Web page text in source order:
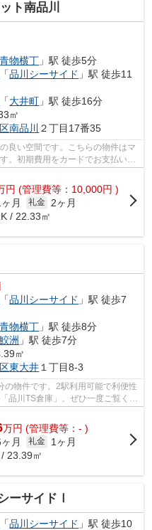
ト南品川
青物横丁 」駅 徒歩5分
「品川シーサイド 」駅 徒歩11
「大井町 」駅 徒歩16分
㎡
南品川 ２丁目17番35
良い空間です。こちらの物件はマ
。初期費用をカードでお支払いい
円 (管理費等：10,000円 )
月 礼金
2ヶ月
/ 22.33㎡
「品川シーサイド 」駅 徒歩7
青物横丁 」駅 徒歩8分
鮫洲 」駅 徒歩7分
㎡
東大井 １丁目8‐3
の物件です。2駅利用可能で利便性
品川TS倉庫」。ぜひ一度ご覧くだ
万円 (管理費等：- )
月 礼金
1ヶ月
23.39㎡
ーサイドⅠ
「品川シーサイド 」駅 徒歩10